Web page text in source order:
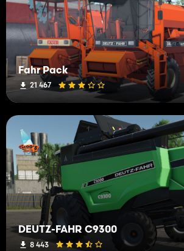
Fahr Pack
21 467
DEUTZ-FAHR C9300
8 443